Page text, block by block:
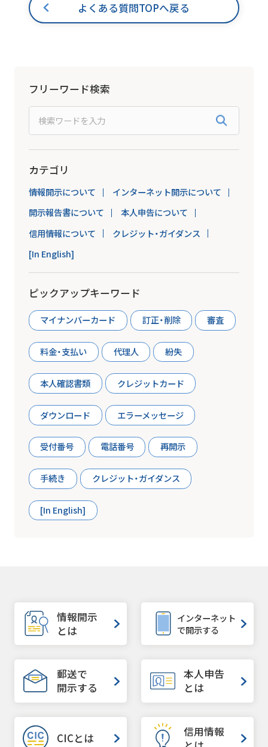
よくある質問TOPへ戻る
フリーワード検索
カテゴリ
情報開示について
インターネット開示について
開示報告書について
本人申告について
信用情報について
クレジット・ガイダンス
[In English]
ピックアップキーワード
マイナンバーカード 訂正・削除 審査
料金・支払い 代理人 紛失
本人確認書類 クレジットカード
ダウンロード エラーメッセージ
受付番号 電話番号 再開示
手続き クレジット・ガイダンス
[In English]
情報開示
とは
インターネット
で開示する
郵送で
開示する
本人申告
とは
CICとは
信用情報